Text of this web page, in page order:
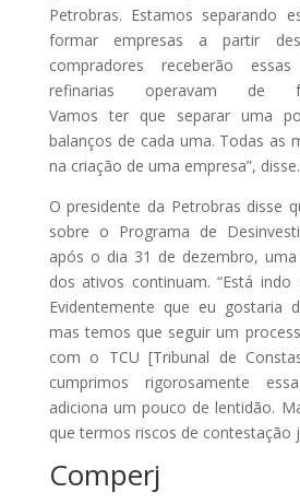
Petrobras. Estamos separando
formar empresas a partir
compradores receberão
refinarias operavam de
Vamosterque separar uma
balanços de cada uma. Todas as
na criação de uma empresa”, disse.
O presidente da Petrobras disse
sobre o Programa de
após o dia 31 de dezembro,
dos ativos continuam. “Está
Evidentemente que eu gostaria
mas temos que seguir um
com o TCU [Tribunal de
cumprimos rigorosamente
adiciona um pouco de lentidão.
que termos riscos de contestação
Comperj